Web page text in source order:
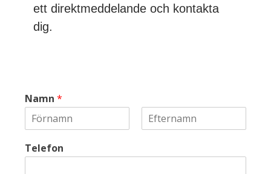
ett direktmeddelande och kontakta
dig.
Namn *
ö
Telefon